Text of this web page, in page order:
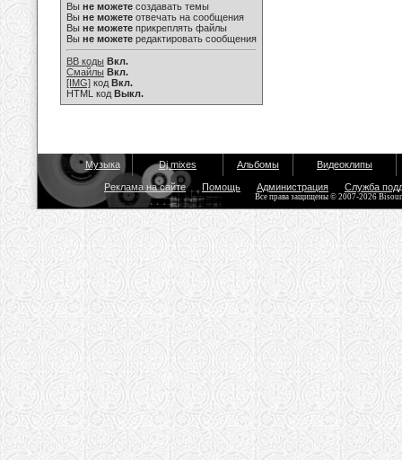
Вы не можете создавать темы
Вы не можете отвечать на сообщения
Вы не можете прикреплять файлы
Вы не можете редактировать сообщения
BB коды Вкл.
Смайлы Вкл.
[IMG] код Вкл.
HTML код Выкл.
Музыка Dj mixes Альбомы Видеоклипы
Реклама на сайте Помощь Администрация Служба
Все права защищены © 2007-2026